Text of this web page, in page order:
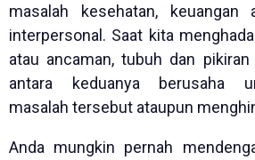
masalah kesehatan, keuangan
interpersonal. Saat kita
atau ancaman, tubuh dan
antara keduanya berusaha
masalah tersebut ataupun
Anda mungkin pernah